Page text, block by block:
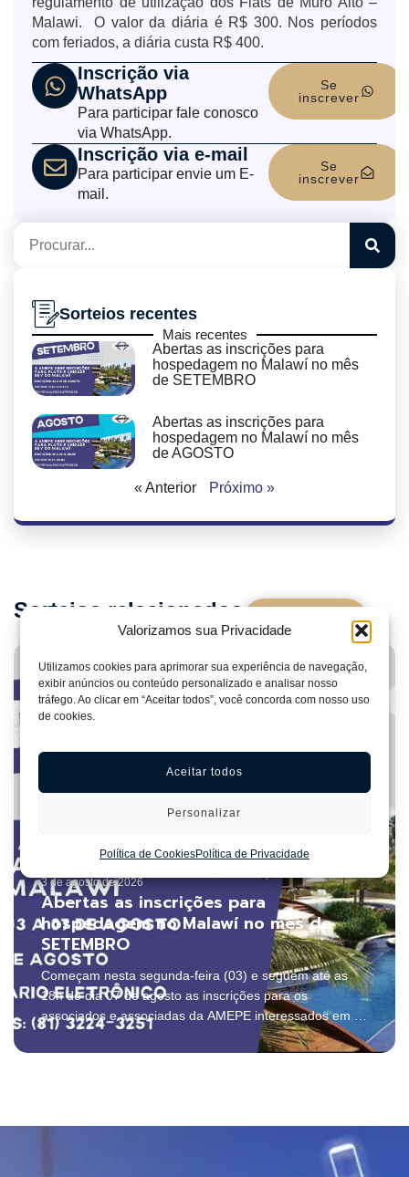
Valorizamos sua Privacidade
Utilizamos cookies para aprimorar sua experiência de navegação,
exibir anúncios ou conteúdo personalizado e analisar nosso
tráfego. Ao clicar em “Aceitar todos”, você concorda com nosso uso
de cookies.
Aceitar todos
Personalizar
Política de CookiesPolítica de Privacidade
Malawi. O valor da diária é R$ 300. Nos períodos
com feriados, a diária custa R$ 400.
Inscrição via
WhatsApp
Para participar fale conosco
via WhatsApp.
Se
inscrever
Inscrição via e-mail
Para participar envie um E-
mail.
Se
inscrever
Sorteios recentes
Mais recentes
Abertas as inscrições para
hospedagem no Malawí no mês
de SETEMBRO
Abertas as inscrições para
hospedagem no Malawí no mês
de AGOSTO
« Anterior Próximo »
Sorteios relacionados
Fique por dentro de tudo!
3 de agosto de 2026
Abertas as inscrições para
hospedagem no Malawí no mês de
SETEMBRO
Começam nesta segunda-feira (03) e seguem até as
18h do dia 07 de agosto as inscrições para os
associados e associadas da AMEPE interessados em se
hospedar no mês de SETEMBRO nos flats e unidade
Sky no Malawí, em Muro Alto. ...